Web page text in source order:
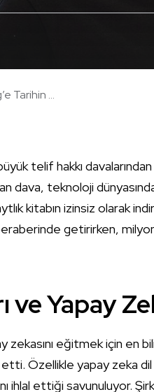
Tarihin ...
telif hakkı davalarından
dava, teknoloji
kitabın izinsiz olarak
getirirken,
ve Yapay
zekasını eğitmek için en
etti. Özellikle yapay zeka
ihlal ettiği savunuluyor.